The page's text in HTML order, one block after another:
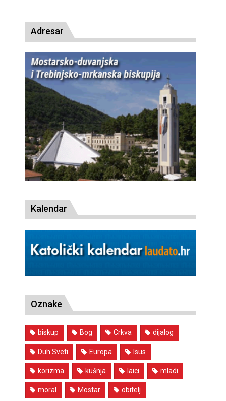
Adresar
Kalendar
Oznake
biskup Bog Crkva dijalog
Duh Sveti Europa Isus
korizma kušnja laici mladi
moral Mostar obitelj